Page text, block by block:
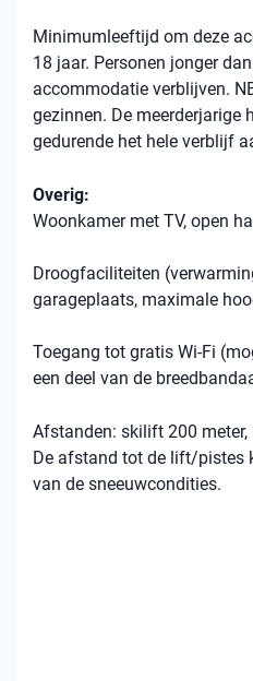
Minimumleeftijd om deze
18 jaar. Personen jonger
accommodatie verblijven.
gezinnen. De meerderjarige
gedurende het hele verblijf
Overig:
Woonkamer met TV, open
Droogfaciliteiten
garageplaats, maximale
Toegang tot gratis Wi-Fi
een deel van de
Afstanden: skilift 200
De afstand tot de lift/pistes
van de sneeuwcondities.